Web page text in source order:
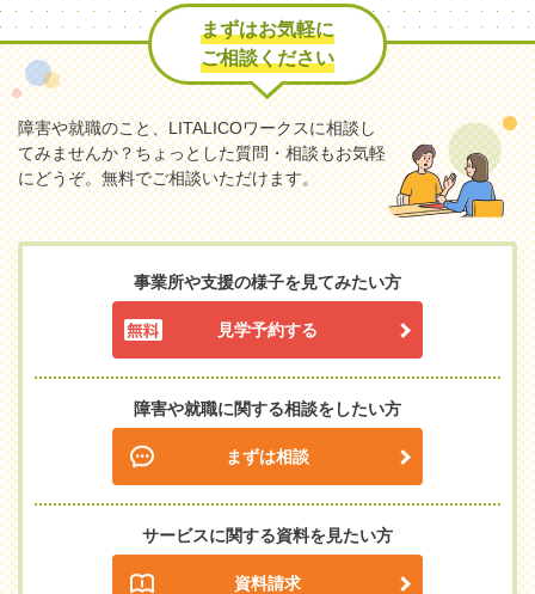
まずはお気軽に
ご相談ください
障害や就職のこと、LITALICOワークスに相談し
てみませんか？ちょっとした質問・相談もお気軽
にどうぞ。無料でご相談いただけます。
事業所や支援の様子を見てみたい方
見学予約する
障害や就職に関する相談をしたい方
まずは相談
サービスに関する資料を見たい方
資料請求